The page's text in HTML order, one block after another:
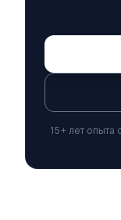
15+ лет опыта